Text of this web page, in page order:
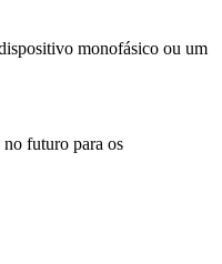
monofásico ou um
futuro para os